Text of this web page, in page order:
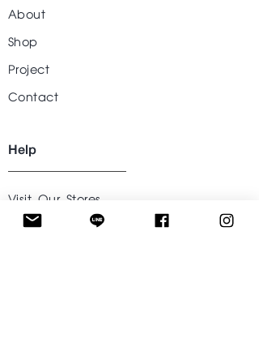
About
Shop
Project
Contact
Help
Visit Our Stores
Customer service